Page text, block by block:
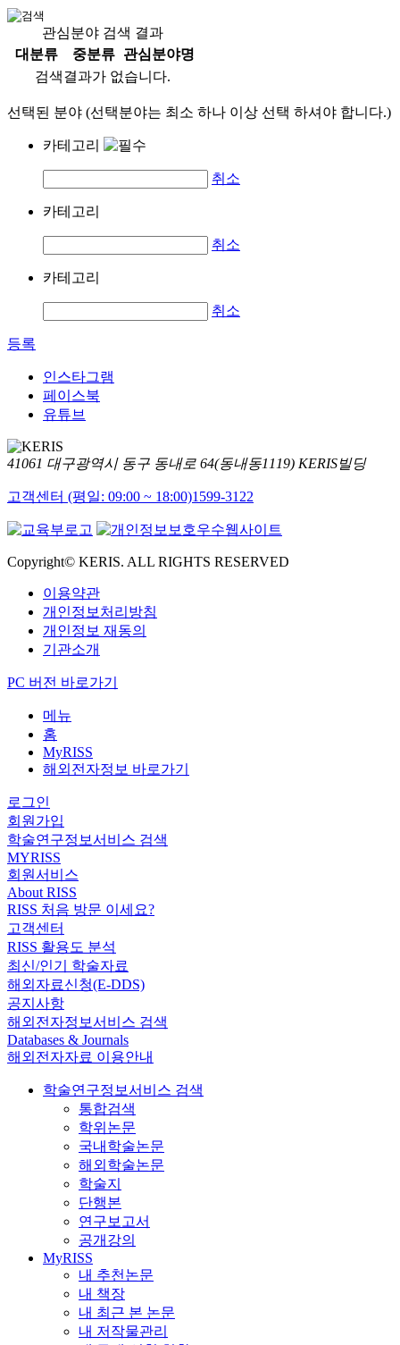
관심분야 검색 결과
대분류
중분류
관심분야명
검색결과가 없습니다.
선택된 분야 (선택분야는 최소 하나 이상 선택 하셔야 합니다.)
카테고리
취소
카테고리
취소
카테고리
취소
등록
인스타그램
페이스북
유튜브
41061 대구광역시 동구 동내로 64(동내동1119) KERIS빌딩
고객센터 (평일: 09:00 ~ 18:00)1599-3122
Copyright© KERIS. ALL RIGHTS RESERVED
이용약관
개인정보처리방침
개인정보 재동의
기관소개
PC 버전 바로가기
메뉴
홈
MyRISS
해외전자정보 바로가기
로그인
회원가입
학술연구정보서비스 검색
MYRISS
회원서비스
About RISS
RISS 처음 방문 이세요?
고객센터
RISS 활용도 분석
최신/인기 학술자료
해외자료신청(E-DDS)
공지사항
해외전자정보서비스 검색
Databases & Journals
해외전자자료 이용안내
학술연구정보서비스 검색
통합검색
학위논문
국내학술논문
해외학술논문
학술지
단행본
연구보고서
공개강의
MyRISS
내 추천논문
내 책장
내 최근 본 논문
내 저작물관리